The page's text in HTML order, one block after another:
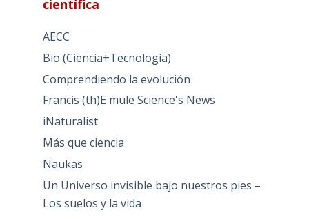
científica
AECC
Bio (Ciencia+Tecnología)
Comprendiendo la evolución
Francis (th)E mule Science's News
iNaturalist
Más que ciencia
Naukas
Un Universo invisible bajo nuestros pies –
Los suelos y la vida